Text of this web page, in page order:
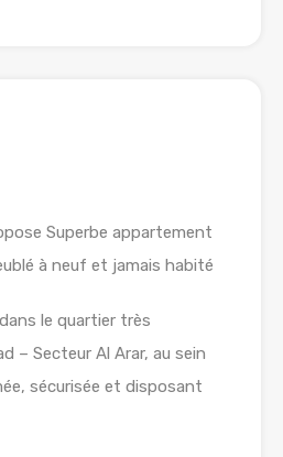
Superbe appartement
à neuf et jamais habité
le quartier très
– Secteur Al Arar, au sein
sécurisée et disposant